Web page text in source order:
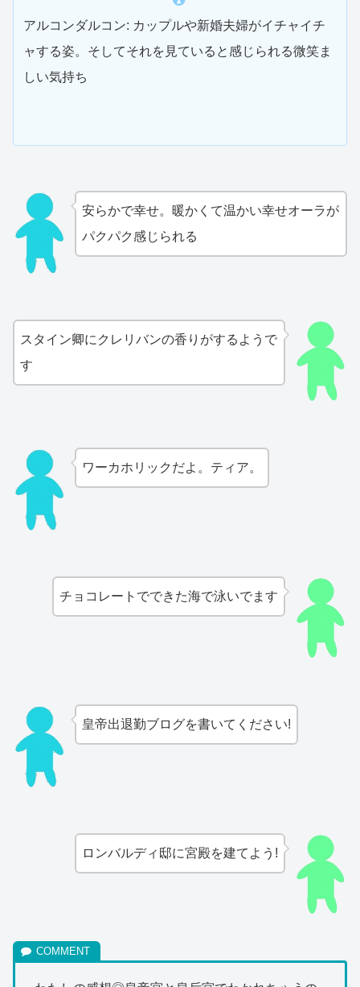
アルコンダルコン: カップルや新婚夫婦がイチャイチ
ャする姿。そしてそれを見ていると感じられる微笑ま
しい気持ち
安らかで幸せ。暖かくて温かい幸せオーラが
パクパク感じられる
スタイン卿にクレリバンの香りがするようで
す
ワーカホリックだよ。ティア。
チョコレートでできた海で泳いでます
皇帝出退勤ブログを書いてください!
ロンバルディ邸に宮殿を建てよう!